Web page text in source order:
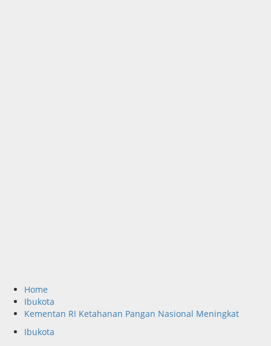
Home
Ibukota
Kementan RI Ketahanan Pangan Nasional Meningkat
Ibukota